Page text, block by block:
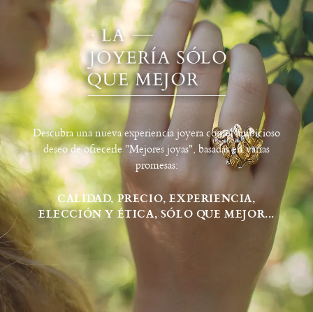
Descubra una nueva experiencia joyera con el ambicioso
deseo de ofrecerle "Mejores joyas", basadas en varias
promesas:
CALIDAD, PRECIO, EXPERIENCIA,
ELECCIÓN Y ÉTICA, SÓLO QUE MEJOR...